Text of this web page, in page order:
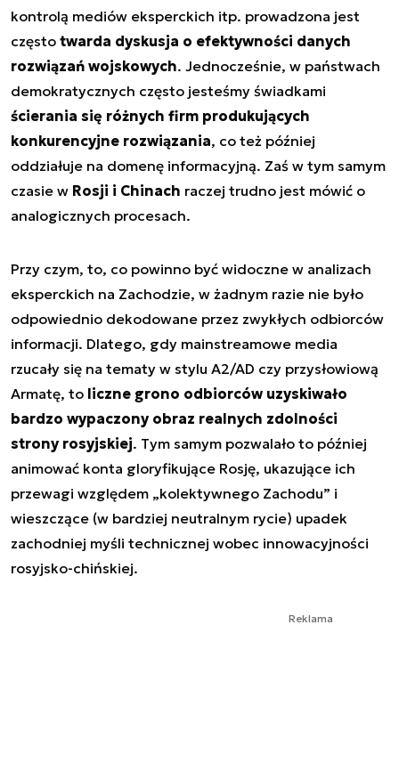
kontrolą mediów eksperckich itp. prowadzona jest
często twarda dyskusja o efektywności danych
rozwiązań wojskowych. Jednocześnie, w państwach
demokratycznych często jesteśmy świadkami
ścierania się różnych firm produkujących
konkurencyjne rozwiązania, co też później
oddziałuje na domenę informacyjną. Zaś w tym samym
czasie w Rosji i Chinach raczej trudno jest mówić o
analogicznych procesach.
Przy czym, to, co powinno być widoczne w analizach
eksperckich na Zachodzie, w żadnym razie nie było
odpowiednio dekodowane przez zwykłych odbiorców
informacji. Dlatego, gdy mainstreamowe media
rzucały się na tematy w stylu A2/AD czy przysłowiową
Armatę, to liczne grono odbiorców uzyskiwało
bardzo wypaczony obraz realnych zdolności
strony rosyjskiej. Tym samym pozwalało to później
animować konta gloryfikujące Rosję, ukazujące ich
przewagi względem „kolektywnego Zachodu” i
wieszczące (w bardziej neutralnym rycie) upadek
zachodniej myśli technicznej wobec innowacyjności
rosyjsko-chińskiej.
Reklama